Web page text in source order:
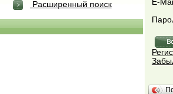
Расширенный поиск
E-